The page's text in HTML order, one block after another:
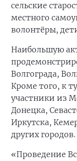
сельские
местного
волонтёры,
Наибольшую
Волгограда,
Кроме того, к
участники из
Донецка,
Иркутска,
других городов.
«Проведение